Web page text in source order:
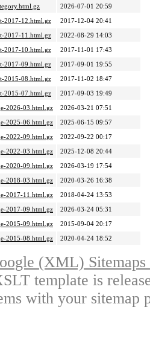
2026-07-01 20:59
2017-12.html.gz
2017-12-04 20:41
2017-11.html.gz
2022-08-29 14:03
2017-10.html.gz
2017-11-01 17:43
2017-09.html.gz
2017-09-01 19:55
2015-08.html.gz
2017-11-02 18:47
2015-07.html.gz
2017-09-03 19:49
2026-03.html.gz
2026-03-21 07:51
2025-06.html.gz
2025-06-15 09:57
2022-09.html.gz
2022-09-22 00:17
2022-03.html.gz
2025-12-08 20:44
2020-09.html.gz
2026-03-19 17:54
2018-03.html.gz
2020-03-26 16:38
2017-11.html.gz
2018-04-24 13:53
2017-09.html.gz
2026-03-24 05:31
2015-09.html.gz
2015-09-04 20:17
2015-08.html.gz
2020-04-24 18:52
(XML)
template is
with your sitemap